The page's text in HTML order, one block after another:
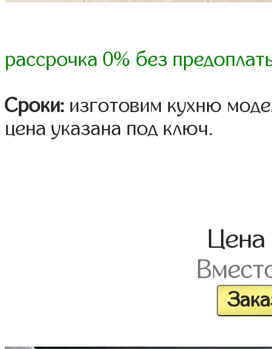
рассрочка 0% без
Сроки: изготовим кухню
цена указана под ключ.
Цена